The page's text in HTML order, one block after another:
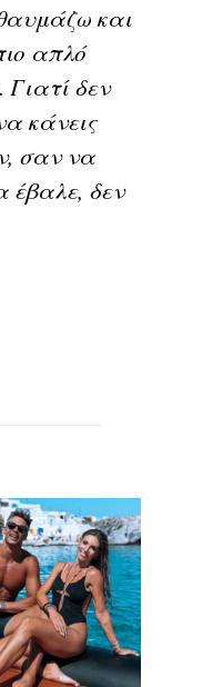
και
απλό
δεν
κάνεις
σαν να
έβαλε, δεν